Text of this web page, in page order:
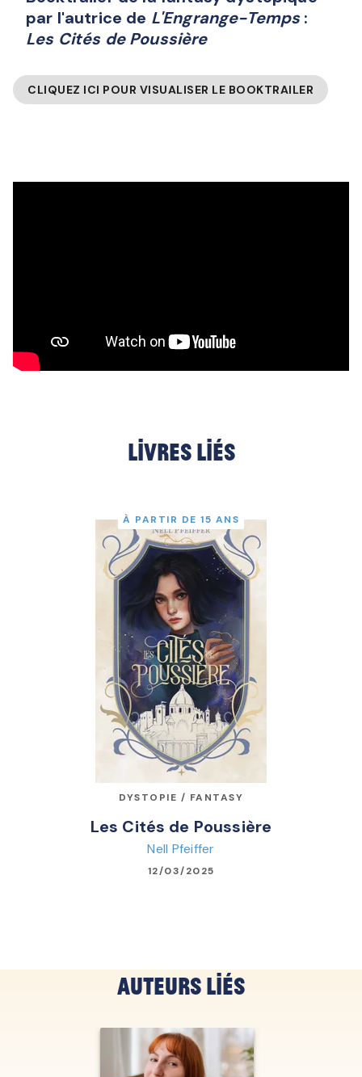
par l'autrice de L'Engrange-Temps:
Les Cités de Poussière
CLIQUEZ ICI POUR VISUALISER LE BOOKTRAILER
Livres liés
À PARTIR DE 15 ANS
DYSTOPIE / FANTASY
Les Cités de Poussière
Nell Pfeiffer
12/03/2025
Auteurs liés